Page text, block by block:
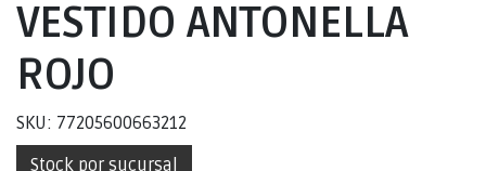
VESTIDO ANTONELLA
ROJO
SKU: 77205600663212
Stock por sucursal